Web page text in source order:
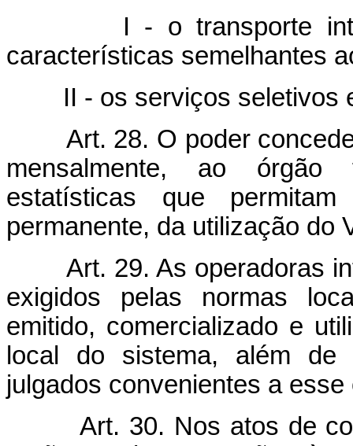
I - o transporte
características semelhantes
II - os serviços seletivos
Art. 28. O poder
mensalmente, ao órgão
estatísticas que
permanente, da utilização do
Art. 29. As operadoras
exigidos pelas normas
emitido, comercializado e
local do sistema, além
julgados convenientes a esse
Art. 30. Nos atos de